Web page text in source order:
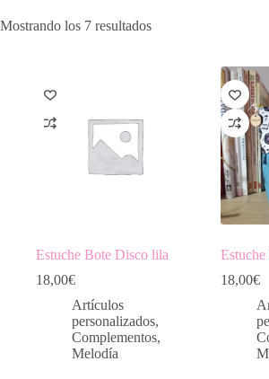
Mostrando los 7 resultados
Estuche Bote Disco lila
18,00€
Artículos
personalizados,
Complementos,
Melodía
18,00€